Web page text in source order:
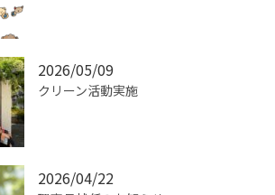
2026/05/09
クリーン活動実施
2026/04/22